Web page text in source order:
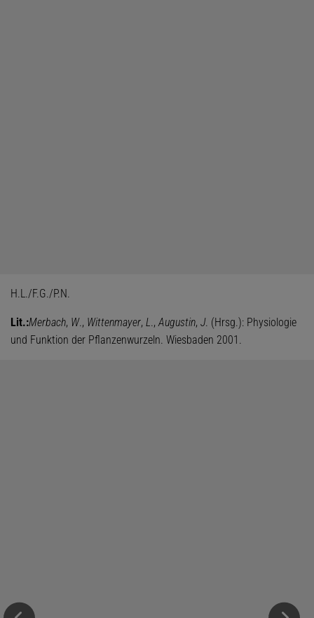
H.L./F.G./P.N.
Lit.:Merbach, W., Wittenmayer, L.,Augustin, J. (Hrsg.): Physiologie
und Funktion der Pflanzenwurzeln. Wiesbaden 2001.